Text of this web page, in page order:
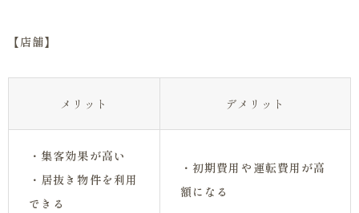
【店舗】
メリット デメリット
・集客効果が高い
・居抜き物件を利用
できる
・初期費用や運転費用が高
額になる